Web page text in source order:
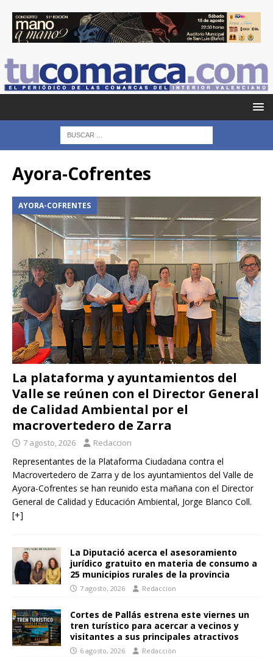
Ayora-Cofrentes
AYORA-COFRENTES
La plataforma y ayuntamientos del
Valle se reúnen con el Director General
de Calidad Ambiental por el
macrovertedero de Zarra
7 agosto, 2026 Redaccion
Representantes de la Plataforma Ciudadana contra el
Macrovertedero de Zarra y de los ayuntamientos del Valle de
Ayora-Cofrentes se han reunido esta mañana con el Director
General de Calidad y Educación Ambiental, Jorge Blanco Coll.
[+]
La Diputació acerca el asesoramiento
jurídico gratuito en materia de consumo a
25 municipios rurales de la provincia
7 agosto, 2026 Redaccion
Cortes de Pallás estrena este viernes un
tren turístico para acercar a vecinos y
visitantes a sus principales atractivos
6 agosto, 2026 Redacción